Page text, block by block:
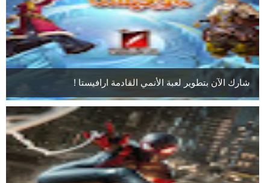
شارك الآن بتطوير لعبة الأنمي القادمة ارافيستا !